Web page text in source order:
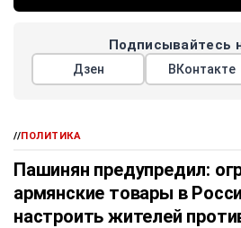
Подписывайтесь
Дзен ВКонтакте
//ПОЛИТИКА
Пашинян предупредил:
армянские товары в
настроить жителей